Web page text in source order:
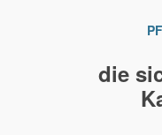
die